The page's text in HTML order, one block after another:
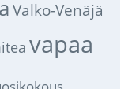
Valko-Venäjä
vapaa